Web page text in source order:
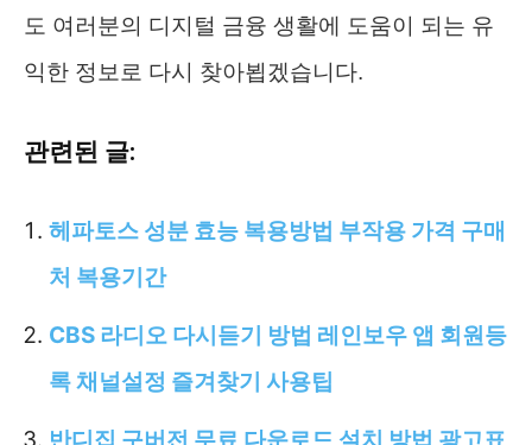
도 여러분의 디지털 금융 생활에 도움이 되는 유
익한 정보로 다시 찾아뵙겠습니다.
관련된 글:
헤파토스 성분 효능 복용방법 부작용 가격 구매
처 복용기간
CBS 라디오 다시듣기 방법 레인보우 앱 회원등
록 채널설정 즐겨찾기 사용팁
반디집 구버전 무료 다운로드 설치 방법 광고표